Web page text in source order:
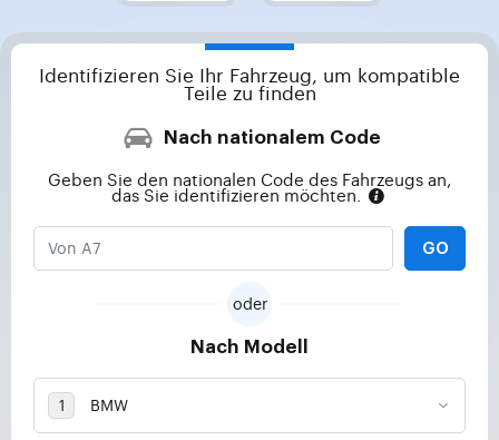
Identifizieren Sie Ihr Fahrzeug, um kompatible
Teile zu finden
Nach nationalem Code
Geben Sie den nationalen Code des Fahrzeugs an,
das Sie identifizieren möchten.
GO
oder
Nach Modell